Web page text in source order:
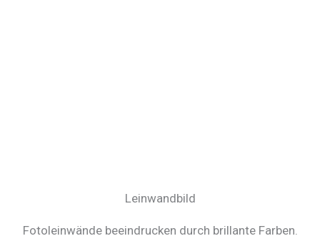
Leinwandbild
Fotoleinwände beeindrucken durch brillante Farben.